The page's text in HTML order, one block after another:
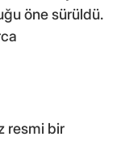
öne sürüldü.
resmi bir